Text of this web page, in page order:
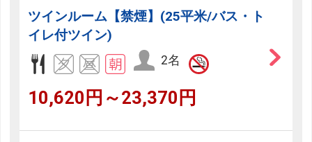
ツインルーム【禁煙】(25平米/バス・ト
イレ付ツイン)
2名
10,620円～23,370円